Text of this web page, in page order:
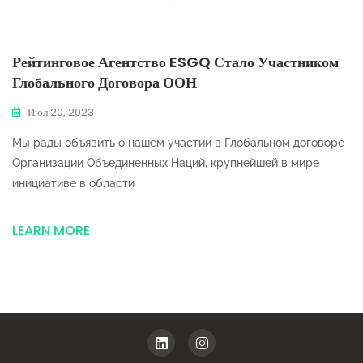
Рейтинговое Агентство ESGQ Стало Участником
Глобального Договора ООН
Июл 20, 2023
Мы рады объявить о нашем участии в Глобальном договоре
Организации Объединенных Наций, крупнейшей в мире
инициативе в области
LEARN MORE